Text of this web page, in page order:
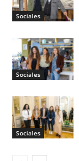
Sociales
Sociales
Sociales